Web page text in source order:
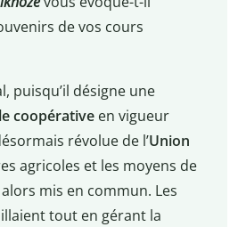
de vos cours
puisqu’il désigne une
coopérativeen vigueur
révolue de l’Union
agricoles et les moyens de
mis en commun. Les
tout en gérant la